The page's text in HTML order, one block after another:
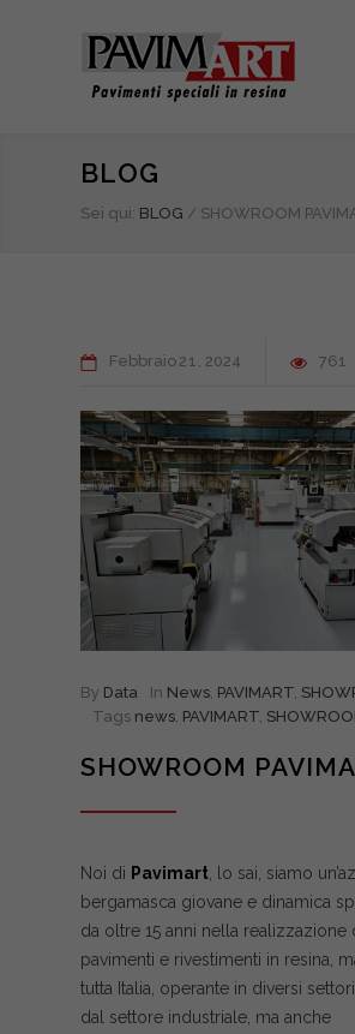
BLOG
Sei qui: BLOG / SHOWROOM
Febbraio 21 2024 761
By Data In News, PAVIMART,
Tags news, PAVIMART,
SHOWROOM
Noi di Pavimart, lo sai, siamo
bergamasca giovane e dinamica
da oltre 15 anni nella realizzazione
pavimenti e rivestimenti in resina,
tutta Italia, operante in diversi
dal settore industriale, ma anche